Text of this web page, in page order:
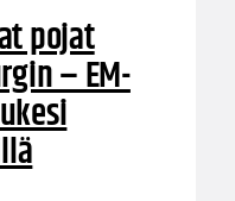
pojat
– EM-